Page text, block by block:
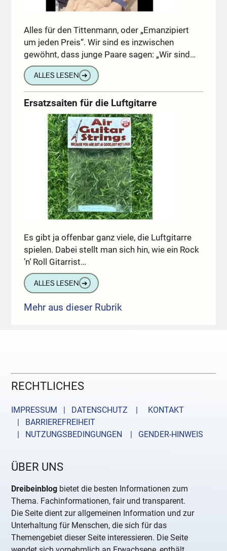
Alles für den Tittenmann, oder „Emanzipiert
um jeden Preis“. Wir sind es inzwischen
gewöhnt, dass junge Paare sagen: „Wir sind…
ALLES LESEN ➔
Ersatzsaiten für die Luftgitarre
Es gibt ja offenbar ganz viele, die Luftgitarre
spielen. Dabei stellt man sich hin, wie ein Rock
’n‘ Roll Gitarrist…
ALLES LESEN ➔
Mehr aus dieser Rubrik
RECHTLICHES
IMPRESSUM | DATENSCHUTZ |
KONTAKT
| BARRIEREFREIHEIT
| NUTZUNGSBEDINGUNGEN
| GENDER-HINWEIS
ÜBER UNS
Dreibeinblog bietet die besten Informationen zum
Thema. Fachinformationen, fair und transparent.
Die Seite dient zur allgemeinen Information und zur
Unterhaltung für Menschen, die sich für das
Themengebiet dieser Seite interessieren. Die Seite